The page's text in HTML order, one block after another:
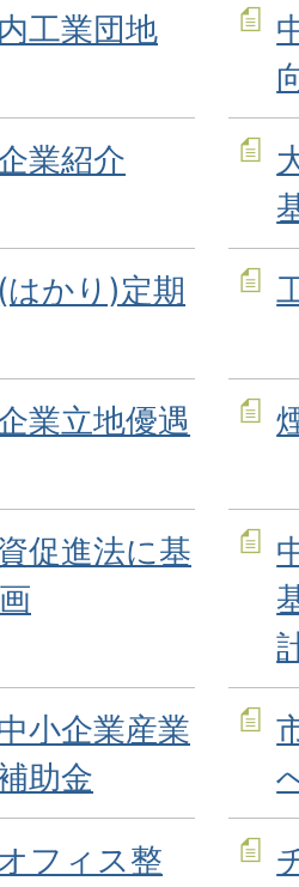
工業団地
業紹介
かり)定期
業立地優遇
促進法に基
小企業産業
助金
フィス整